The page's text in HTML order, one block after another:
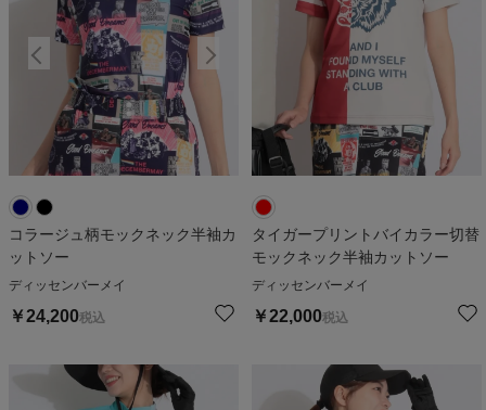
コラージュ柄モックネック半袖カ
ットソー
ディッセンバーメイ
￥24,200税込
タイガープリントバイカラー切替
モックネック半袖カットソー
ディッセンバーメイ
￥22,000税込